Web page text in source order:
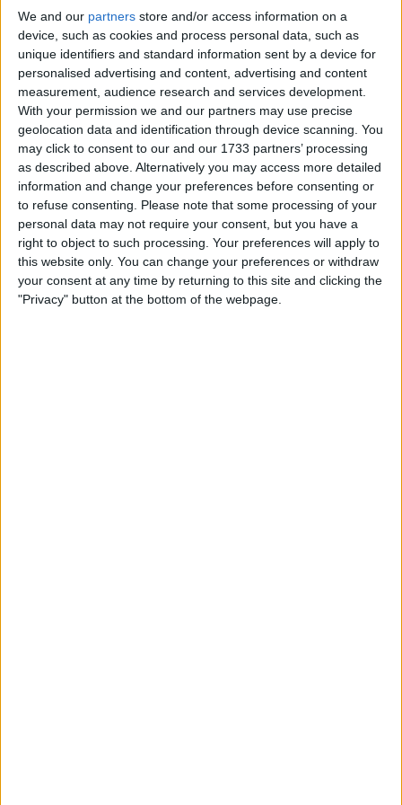
We and our partners store and/or access information on a
device, such as cookies and process personal data, such as
unique identifiers and standard information sent by a device for
personalised advertising and content, advertising and content
measurement, audience research and services development.
With your permission we and our partners may use precise
geolocation data and identification through device scanning. You
may click to consent to our and our 1733 partners’ processing
as described above. Alternatively you may access more detailed
information and change your preferences before consenting or
to refuse consenting.
Please note that some processing of your
personal data may not require your consent, but you have a
right to object to such processing. Your preferences will apply to
this website only. You can change your preferences or withdraw
your consent at any time by returning to this site and clicking the
"Privacy" button at the bottom of the webpage.
subida, com
Ben Turner
a sacrificar as suas próprias
hipóteses de vencer a etapa para rebocar o
colombiano de volta ao grupo da frente. Essa
perseguição acabou por ser útil também para Gee.